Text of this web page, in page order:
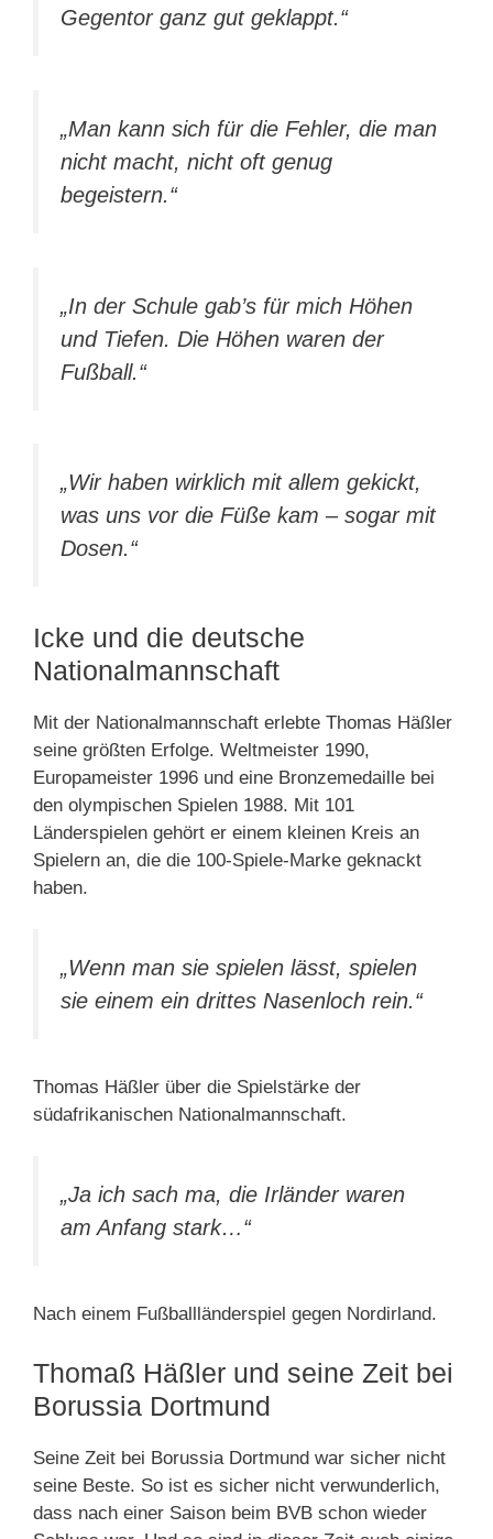
Gegentor ganz gut geklappt.“
„Man kann sich für die Fehler, die man
nicht macht, nicht oft genug
begeistern.“
„In der Schule gab’s für mich Höhen
und Tiefen. Die Höhen waren der
Fußball.“
„Wir haben wirklich mit allem gekickt,
was uns vor die Füße kam – sogar mit
Dosen.“
Icke und die deutsche
Nationalmannschaft
Mit der Nationalmannschaft erlebte Thomas Häßler
seine größten Erfolge. Weltmeister 1990,
Europameister 1996 und eine Bronzemedaille bei
den olympischen Spielen 1988. Mit 101
Länderspielen gehört er einem kleinen Kreis an
Spielern an, die die 100-Spiele-Marke geknackt
haben.
„Wenn man sie spielen lässt, spielen
sie einem ein drittes Nasenloch rein.“
Thomas Häßler über die Spielstärke der
südafrikanischen Nationalmannschaft.
„Ja ich sach ma, die Irländer waren
am Anfang stark…“
Nach einem Fußballländerspiel gegen Nordirland.
Thomaß Häßler und seine Zeit bei
Borussia Dortmund
Seine Zeit bei Borussia Dortmund war sicher nicht
seine Beste. So ist es sicher nicht verwunderlich,
dass nach einer Saison beim BVB schon wieder